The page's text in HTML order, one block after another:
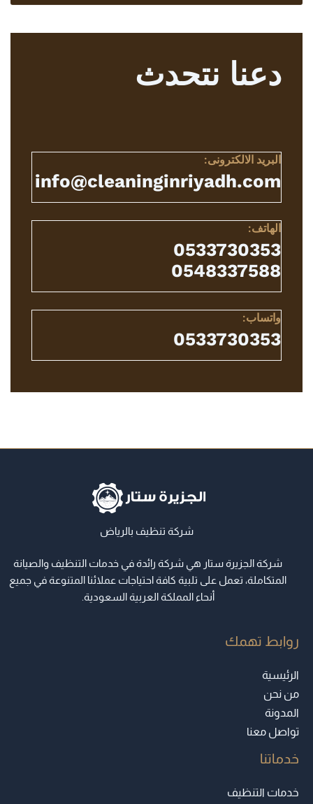
دعنا نتحدث
البريد الالكترونى:
info@cleaninginriyadh.com
الهاتف:
0533730353
0548337588
واتساب:
0533730353
شركة تنظيف بالرياض
شركة الجزيرة ستار هي شركة رائدة في خدمات التنظيف والصيانة
المتكاملة، تعمل على تلبية كافة احتياجات عملائنا المتنوعة في جميع
أنحاء المملكة العربية السعودية.
روابط تهمك
الرئيسية
من نحن
المدونة
تواصل معنا
خدماتنا
خدمات التنظيف